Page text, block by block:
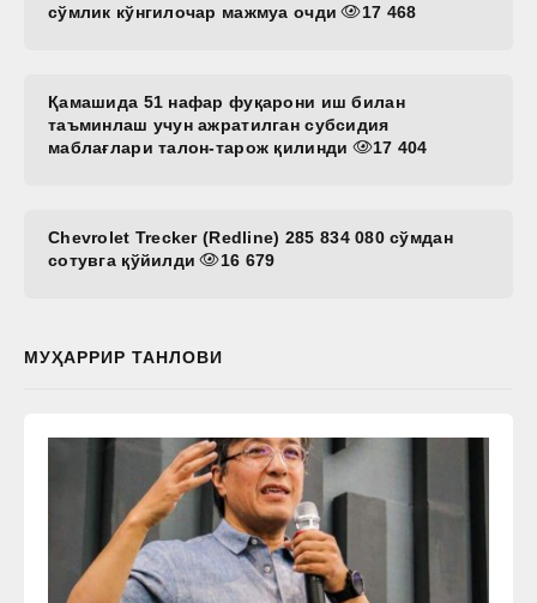
сўмлик кўнгилочар мажмуа очди
17 468
Қамашида 51 нафар фуқарони иш билан
таъминлаш учун ажратилган субсидия
маблағлари талон-тарож қилинди
17 404
Chevrolet Trecker (Redline) 285 834 080 сўмдан
сотувга қўйилди
16 679
МУҲАРРИР ТАНЛОВИ